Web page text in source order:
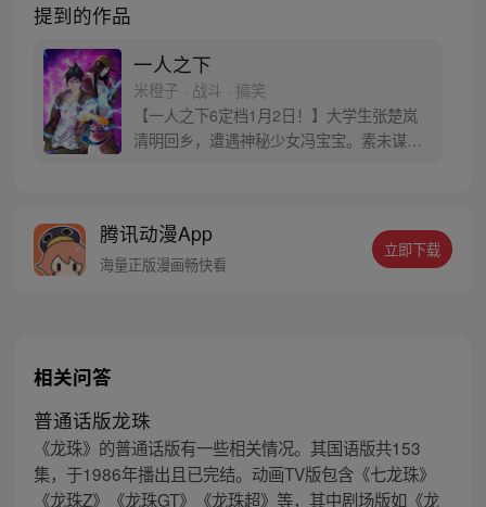
提到的作品
一人之下
米橙子 · 战斗 · 搞笑
【一人之下6定档1月2日！】大学生张楚岚
清明回乡，遭遇神秘少女冯宝宝。素未谋面
密，张楚岚的生活被彻底颠覆，与冯宝宝一
同踏上“异人”之旅。
腾讯动漫App
海量正版漫画畅快看
立即下载
相关问答
普通话版龙珠
《龙珠》的普通话版有一些相关情况。其国语版共153
集，于1986年播出且已完结。动画TV版包含《七龙珠》
《龙珠Z》《龙珠GT》《龙珠超》等，其中剧场版如《龙